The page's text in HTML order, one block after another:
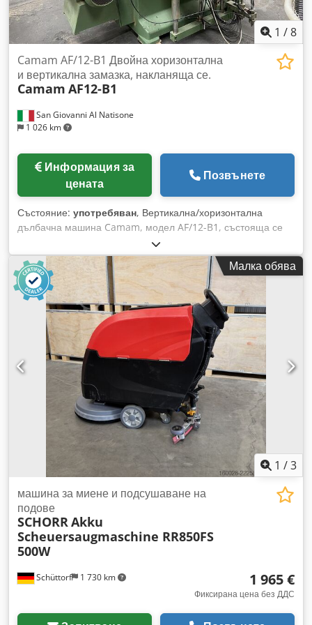
1 /8
San Giovanni Al Natisone
1 026 km
Camam AF/12-B1 Двойна хоризонтална
и вертикална замазка, накланяща се.
Camam AF12-B1
Информация за
цената
Позвънете
Състояние: употребяван, Вертикална/хоризонтална
дълбачна машина Camam, модел AF/12-B1, състояща се
от 3 хоризонтални и 3 вертикални шпиндела от всяка
страна, 8 осцилации, накланящи се работни маси,
употребявана, тествана. Crodpfsmf Eh Ijx AbwefМалка обява
1 /3
Schüttorf 1 730 km
машина за миене и подсушаване на
подове
SCHORR Akku
Scheuersaugmaschine RR850FS
500W
1 965 €
Фиксирана цена без ДДС